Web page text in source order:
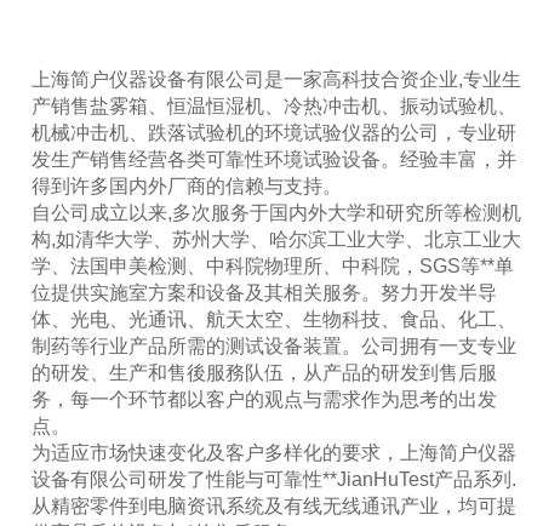
上海简户仪器设备有限公司是一家高科技合资企业,专业生
产销售盐雾箱、恒温恒湿机、冷热冲击机、振动试验机、
机械冲击机、跌落试验机的环境试验仪器的公司，专业研
发生产销售经营各类可靠性环境试验设备。经验丰富，并
得到许多国内外厂商的信赖与支持。
自公司成立以来,多次服务于国内外大学和研究所等检测机
构,如清华大学、苏州大学、哈尔滨工业大学、北京工业大
学、法国申美检测、中科院物理所、中科院，SGS等**单
位提供实施室方案和设备及其相关服务。努力开发半导
体、光电、光通讯、航天太空、生物科技、食品、化工、
制药等行业产品所需的测试设备装置。公司拥有一支专业
的研发、生产和售後服務队伍，从产品的研发到售后服
务，每一个环节都以客户的观点与需求作为思考的出发
点。
为适应市场快速变化及客户多样化的要求，上海简户仪器
设备有限公司研发了性能与可靠性**JianHuTest产品系列.
从精密零件到电脑资讯系统及有线无线通讯产业，均可提